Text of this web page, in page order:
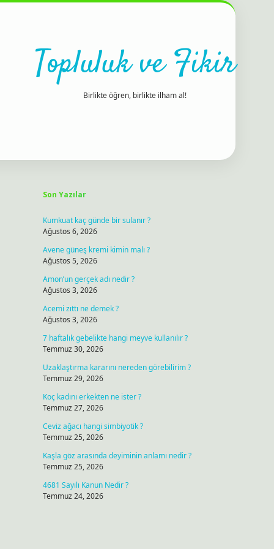
Topluluk ve Fikir
Birlikte öğren, birlikte ilham al!
Son Yazılar
Kumkuat kaç günde bir sulanır ?
Ağustos 6, 2026
Avene güneş kremi kimin malı ?
Ağustos 5, 2026
Amon’un gerçek adı nedir ?
Ağustos 3, 2026
Acemi zıttı ne demek ?
Ağustos 3, 2026
7 haftalık gebelikte hangi meyve kullanılır ?
Temmuz 30, 2026
Uzaklaştırma kararını nereden görebilirim ?
Temmuz 29, 2026
Koç kadını erkekten ne ister ?
Temmuz 27, 2026
Ceviz ağacı hangi simbiyotik ?
Temmuz 25, 2026
Kaşla göz arasında deyiminin anlamı nedir ?
Temmuz 25, 2026
4681 Sayılı Kanun Nedir ?
Temmuz 24, 2026